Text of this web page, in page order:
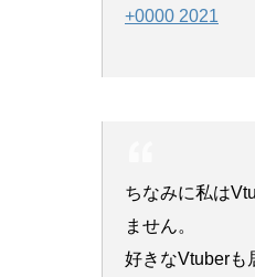
+0000 2021
ちなみに私は
ません。
好きなVtuberも